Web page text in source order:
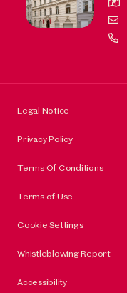
Legal Notice
Privacy Policy
Terms Of Conditions
Terms of Use
Cookie Settings
Whistleblowing Report
Accessibility